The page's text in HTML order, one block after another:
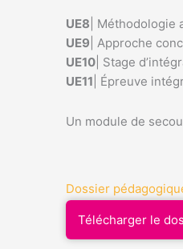
UE8 | Méthodologie
UE9 | Approche
UE10 | Stage
UE11 | Épreuve
Un module de
Dossier
Télécharger le